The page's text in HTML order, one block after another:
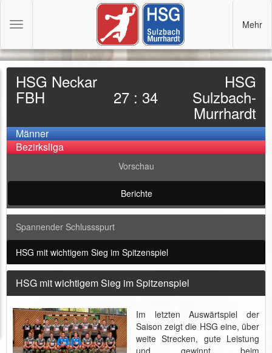
HSG Neckar
FBH 27 : 34
HSG
Sulzbach-
Murrhardt
Männer
Bezirksliga
Vorschau
Berichte
Spannender Schlussspurt
HSG mit wichtigem Sieg im Spitzenspiel
HSG mit wichtigem Sieg im Spitzenspiel
Im letzten Auswärtspiel der
Saison zeigt die HSG eine, über
weite Strecken, gute Leistung
und gewinnt beim
Toggle
Mehr